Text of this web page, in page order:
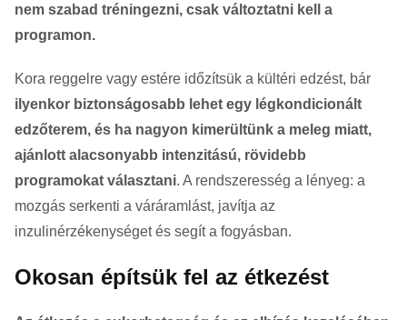
nem szabad tréningezni, csak változtatni kell a
programon.
Kora reggelre vagy estére időzítsük a kültéri edzést, bár
ilyenkor biztonságosabb lehet egy légkondicionált
edzőterem, és ha nagyon kimerültünk a meleg miatt,
ajánlott alacsonyabb intenzitású, rövidebb
programokat választani. A rendszeresség a lényeg: a
mozgás serkenti a váráramlást, javítja az
inzulinérzékenységet és segít a fogyásban.
Okosan építsük fel az étkezést